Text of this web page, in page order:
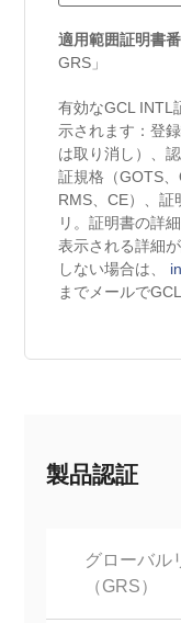
製品認証
グローバル
（GRS）
適用範囲証明書
GRS」
有効なGCL INTL
示されます：登
は取り消し）、
証規格（GOTS、
RMS、CE）、証
リ。証明書の詳
表示される詳細
しない場合は、
までメールで